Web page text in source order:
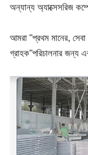
অন্যান্য অ্যাক্সেসরিজ
আমরা "প্রথম মানের,
গ্রাহক"পরিচালনার জন্য